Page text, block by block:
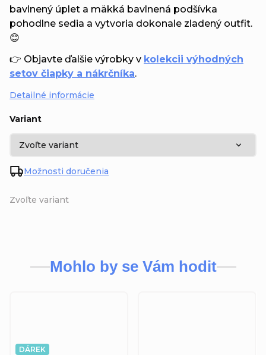
Zvoľte variant
Variant
Možnosti doručenia
bavlnený úplet a mäkká bavlnená podšívka
pohodlne sedia a vytvoria dokonale zladený outfit.
😊
👉 Objavte ďalšie výrobky v kolekcii výhodných
setov čiapky a nákrčníka.
Detailné informácie
Mohlo by se Vám hodit
DÁREK